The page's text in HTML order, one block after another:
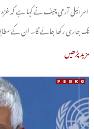
اسرائیلی آرمی چیف نے کہا ہے کہ
تک جاری رکھا جائے گا۔ ان کے
مزید پڑھیں